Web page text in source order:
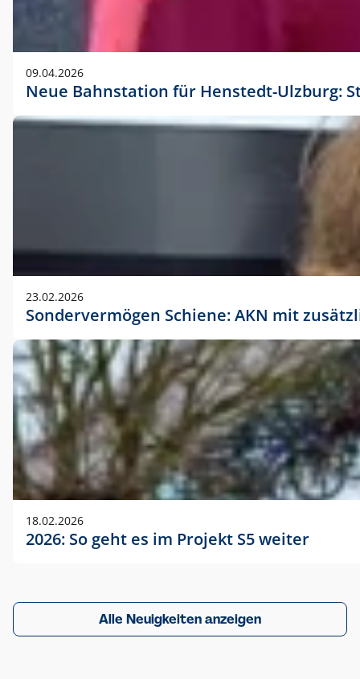
09.04.2026
Neue Bahnstation für Henstedt-Ulzburg:
23.02.2026
Sondervermögen Schiene: AKN mit
18.02.2026
2026: So geht es im Projekt S5 weiter
Alle Neuigkeiten anzeigen